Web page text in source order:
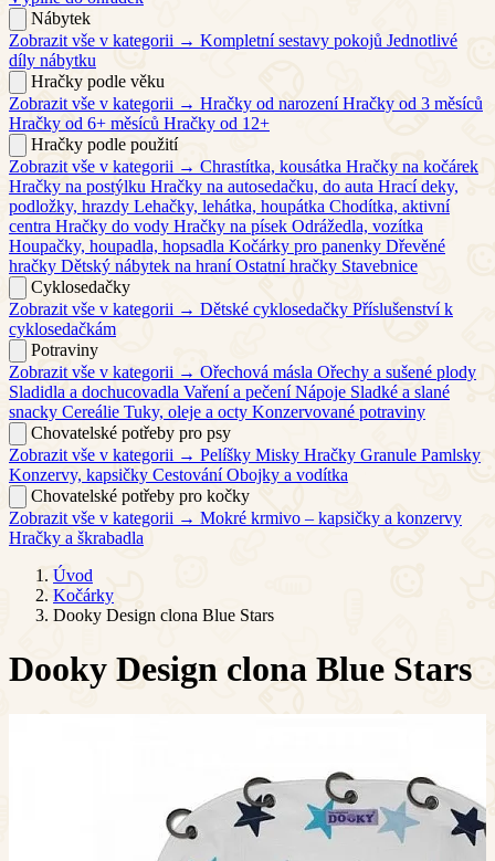
Nábytek
Zobrazit vše v kategorii → Kompletní sestavy pokojů Jednotlivé
díly nábytku
Hračky podle věku
Zobrazit vše v kategorii → Hračky od narození Hračky od 3 měsíců
Hračky od 6+ měsíců Hračky od 12+
Hračky podle použití
Zobrazit vše v kategorii → Chrastítka, kousátka Hračky na kočárek
Hračky na postýlku Hračky na autosedačku, do auta Hrací deky,
podložky, hrazdy Lehačky, lehátka, houpátka Chodítka, aktivní
centra Hračky do vody Hračky na písek Odrážedla, vozítka
Houpačky, houpadla, hopsadla Kočárky pro panenky Dřevěné
hračky Dětský nábytek na hraní Ostatní hračky Stavebnice
Cyklosedačky
Zobrazit vše v kategorii → Dětské cyklosedačky Příslušenství k
cyklosedačkám
Potraviny
Zobrazit vše v kategorii → Ořechová másla Ořechy a sušené plody
Sladidla a dochucovadla Vaření a pečení Nápoje Sladké a slané
snacky Cereálie Tuky, oleje a octy Konzervované potraviny
Chovatelské potřeby pro psy
Zobrazit vše v kategorii → Pelíšky Misky Hračky Granule Pamlsky
Konzervy, kapsičky Cestování Obojky a vodítka
Chovatelské potřeby pro kočky
Zobrazit vše v kategorii → Mokré krmivo – kapsičky a konzervy
Hračky a škrabadla
Úvod
Kočárky
Dooky Design clona Blue Stars
Dooky Design clona Blue Stars